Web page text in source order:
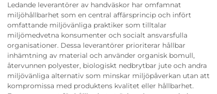
Ledande leverantörer av handväskor har omfamnat
miljöhållbarhet som en central affärsprincip och infört
omfattande miljövänliga praktiker som tilltalar
miljömedvetna konsumenter och socialt ansvarsfulla
organisationer. Dessa leverantörer prioriterar hållbar
inhämtning av material och använder organisk bomull,
återvunnen polyester, biologiskt nedbrytbar jute och andra
miljövänliga alternativ som minskar miljöpåverkan utan att
kompromissa med produktens kvalitet eller hållbarhet.